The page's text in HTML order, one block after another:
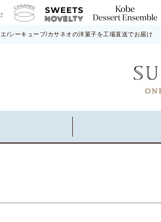
/シーキューブ/カサネオの洋菓子を工場直送でお届け